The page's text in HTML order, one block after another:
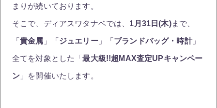
まりが続いております。
そこで、ディアスワタナベでは、 1月31日(木)まで、
「貴金属 」「 ジュエリー」「 ブランドバッグ・時計」
全てを対象とした「最大級!!超MAX査定UPキャンペー
ン 」を開催いたします。